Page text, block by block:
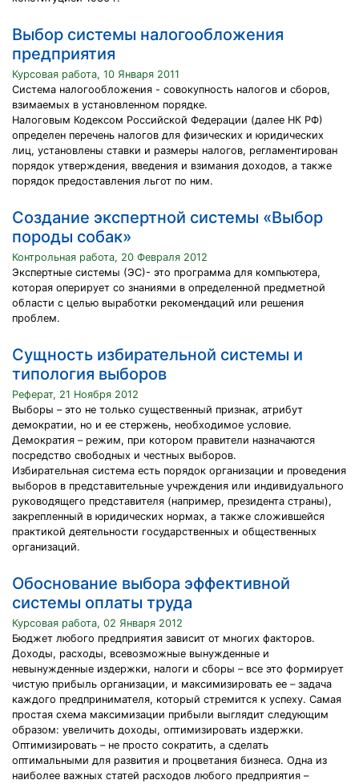
Выбор системы налогообложения
предприятия
Курсовая работа, 10 Января 2011
Система налогообложения - совокупность налогов и сборов,
взимаемых в установленном порядке.
Налоговым Кодексом Российской Федерации (далее НК РФ)
определен перечень налогов для физических и юридических
лиц, установлены ставки и размеры налогов, регламентирован
порядок утверждения, введения и взимания доходов, а также
порядок предоставления льгот по ним.
Создание экспертной системы «Выбор
породы собак»
Контрольная работа, 20 Февраля 2012
Экспертные системы (ЭС)- это программа для компьютера,
которая оперирует со знаниями в определенной предметной
области с целью выработки рекомендаций или решения
проблем.
Сущность избирательной системы и
типология выборов
Реферат, 21 Ноября 2012
Выборы – это не только существенный признак, атрибут
демократии, но и ее стержень, необходимое условие.
Демократия – режим, при котором правители назначаются
посредство свободных и честных выборов.
Избирательная система есть порядок организации и проведения
выборов в представительные учреждения или индивидуального
руководящего представителя (например, президента страны),
закрепленный в юридических нормах, а также сложившейся
практикой деятельности государственных и общественных
организаций.
Обоснование выбора эффективной
системы оплаты труда
Курсовая работа, 02 Января 2012
Бюджет любого предприятия зависит от многих факторов.
Доходы, расходы, всевозможные вынужденные и
невынужденные издержки, налоги и сборы – все это формирует
чистую прибыль организации, и максимизировать ее – задача
каждого предпринимателя, который стремится к успеху. Самая
простая схема максимизации прибыли выглядит следующим
образом: увеличить доходы, оптимизировать издержки.
Оптимизировать – не просто сократить, а сделать
оптимальными для развития и процветания бизнеса. Одна из
наиболее важных статей расходов любого предприятия –